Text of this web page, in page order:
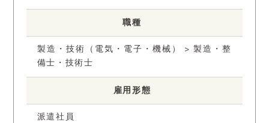
職種
製造・技術（電気・電子・機械） > 製造・整
備士・技術士
雇用形態
派遣社員